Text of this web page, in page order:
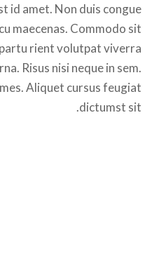
id amet. Non duis congue
maecenas. Commodo sit
rient volutpat viverra
Risus nisi neque in sem.
Aliquet cursus feugiat
dictumst sit.